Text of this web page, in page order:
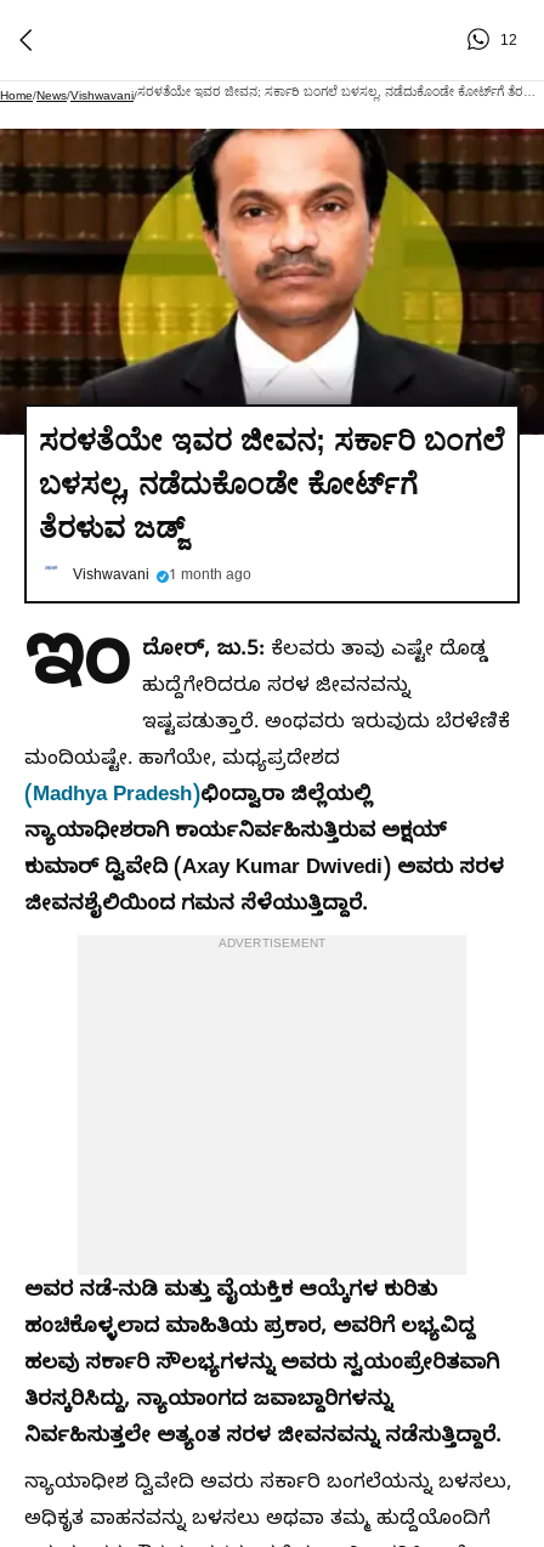
12
Home/News/Vishwavani/
ಸರಳತೆಯೇ ಇವರ ಜೀವನ; ಸರ್ಕಾರಿ ಬಂಗಲೆ
ಬಳಸಲ್ಲ, ನಡೆದುಕೊಂಡೇ ಕೋರ್ಟ್‌ಗೆ
ತೆರಳುವ ಜಡ್ಜ್
Vishwavani 1 month ago
ಇಂ ದೋರ್, ಜು.5: ಕೆಲವರು ತಾವು ಎಷ್ಟೇ ದೊಡ್ಡ
ಹುದ್ದೆಗೇರಿದರೂ ಸರಳ ಜೀವನವನ್ನು
ಇಷ್ಟಪಡುತ್ತಾರೆ. ಅಂಥವರು ಇರುವುದು ಬೆರಳೆಣಿಕೆ
ಮಂದಿಯಷ್ಟೇ. ಹಾಗೆಯೇ, ಮಧ್ಯಪ್ರದೇಶದ
(Madhya Pradesh)ಛಿಂದ್ವಾರಾ ಜಿಲ್ಲೆಯಲ್ಲಿ
ನ್ಯಾಯಾಧೀಶರಾಗಿ ಕಾರ್ಯನಿರ್ವಹಿಸುತ್ತಿರುವ ಅಕ್ಷಯ್
ಕುಮಾರ್ ದ್ವಿವೇದಿ (Axay Kumar Dwivedi) ಅವರು ಸರಳ
ಜೀವನಶೈಲಿಯಿಂದ ಗಮನ ಸೆಳೆಯುತ್ತಿದ್ದಾರೆ.
ADVERTISEMENT
ಅವರ ನಡೆ-ನುಡಿ ಮತ್ತು ವೈಯಕ್ತಿಕ ಆಯ್ಕೆಗಳ ಕುರಿತು
ಹಂಚಿಕೊಳ್ಳಲಾದ ಮಾಹಿತಿಯ ಪ್ರಕಾರ, ಅವರಿಗೆ ಲಭ್ಯವಿದ್ದ
ಹಲವು ಸರ್ಕಾರಿ ಸೌಲಭ್ಯಗಳನ್ನು ಅವರು ಸ್ವಯಂಪ್ರೇರಿತವಾಗಿ
ತಿರಸ್ಕರಿಸಿದ್ದು, ನ್ಯಾಯಾಂಗದ ಜವಾಬ್ದಾರಿಗಳನ್ನು
ನಿರ್ವಹಿಸುತ್ತಲೇ ಅತ್ಯಂತ ಸರಳ ಜೀವನವನ್ನು ನಡೆಸುತ್ತಿದ್ದಾರೆ.
ನ್ಯಾಯಾಧೀಶ ದ್ವಿವೇದಿ ಅವರು ಸರ್ಕಾರಿ ಬಂಗಲೆಯನ್ನು ಬಳಸಲು,
ಅಧಿಕೃತ ವಾಹನವನ್ನು ಬಳಸಲು ಅಥವಾ ತಮ್ಮ ಹುದ್ದೆಯೊಂದಿಗೆ